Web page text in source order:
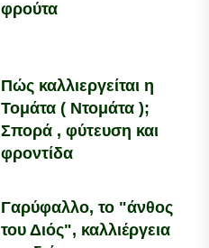
φρούτα
Πώς καλλιεργείται η
Τομάτα ( Ντομάτα );
Σπορά , φύτευση και
φροντίδα
Γαρύφαλλο, το "άνθος
του Διός", καλλιέργεια